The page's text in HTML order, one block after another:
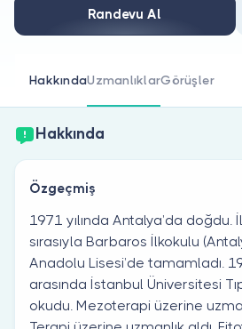
Doktorlar için
Doktor musunuz?
Randevu Al
HakkındaUzmanlıklarGörüşler
Hakkında
Özgeçmiş
1971 yılında Antalya’da
sırasıyla Barbaros İlkokulu
Anadolu Lisesi’de tamamladı.
arasında İstanbul Üniversitesi
okudu. Mezoterapi üzerine